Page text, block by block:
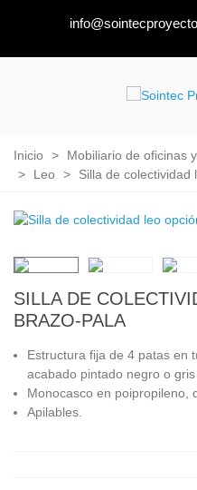
Inicio > Mobiliario de oficinas
>
Leo > Silla de colectividad
SILLA DE
BRAZO-PALA
Estructura fija de 4 patas en
acabado pintado negro o gris
Monocasco en poipropileno,
Apilables.